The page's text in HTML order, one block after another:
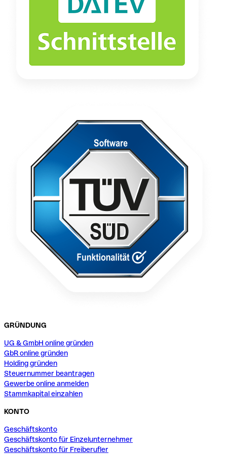
GRÜNDUNG
UG & GmbH online gründen
GbR online gründen
Holding gründen
Steuernummer beantragen
Gewerbe online anmelden
Stammkapital einzahlen
KONTO
Geschäftskonto
Geschäftskonto für Einzelunternehmer
Geschäftskonto für Freiberufler